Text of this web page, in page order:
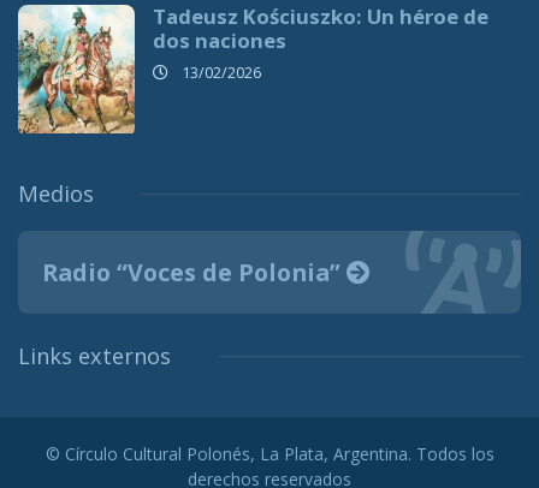
Tadeusz Kościuszko: Un héroe de
dos naciones
13/02/2026
Medios
Radio “Voces de Polonia”
Links externos
© Círculo Cultural Polonés, La Plata, Argentina. Todos los
derechos reservados